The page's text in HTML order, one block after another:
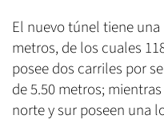
El nuevo túnel tiene
metros, de los cuales
posee dos carriles por
de 5.50 metros;
norte y sur poseen una